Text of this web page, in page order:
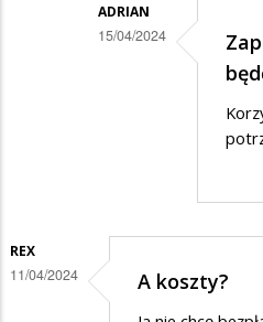
ADRIAN
15/04/2024
odpowiedzi
Ty
również
REX
11/04/2024 A koszty?